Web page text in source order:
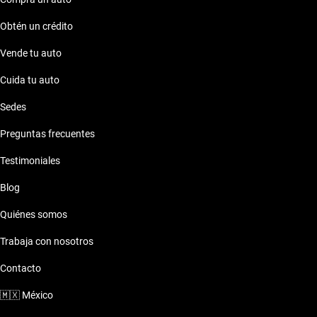
Obtén un crédito
Vende tu auto
Cuida tu auto
Sedes
Preguntas frecuentes
Testimoniales
Blog
Quiénes somos
Trabaja con nosotros
Contacto
🇲🇽 México